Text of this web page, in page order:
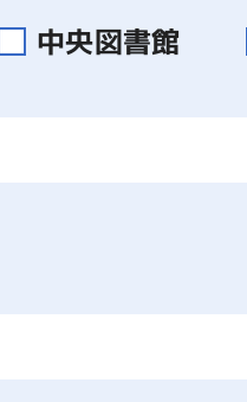
中央図書館